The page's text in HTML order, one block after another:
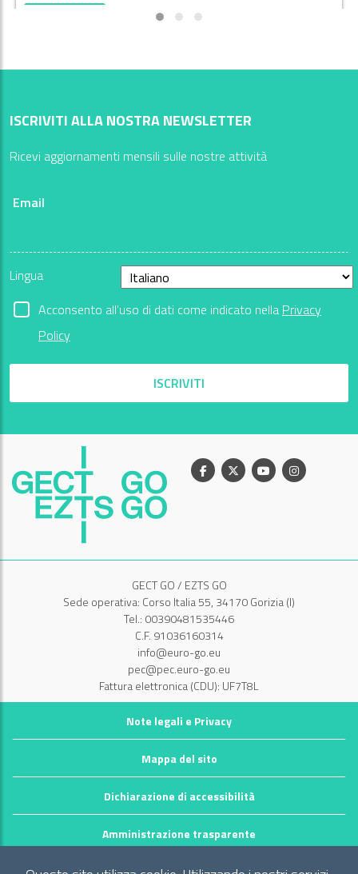
ISCRIVITI ALLA NOSTRA NEWSLETTER
Ricevi aggiornamenti mensili sulle nostre attività
Email
Lingua
Acconsento all'uso di dati come indicato nella Privacy
Policy
ISCRIVITI
Facebook
X YoutubeInstagram
GECT GO / EZTS GO
Sede operativa: Corso Italia 55, 34170 Gorizia (I)
Tel.: 00390481535446
C.F. 91036160314
info@euro-go.eu
pec@pec.euro-go.eu
Fattura elettronica (CDU): UF7T8L
Note legali e Privacy
Mappa del sito
Dichiarazione di accessibilità
Amministrazione trasparente
©2026 GECT GO / EZTS GO